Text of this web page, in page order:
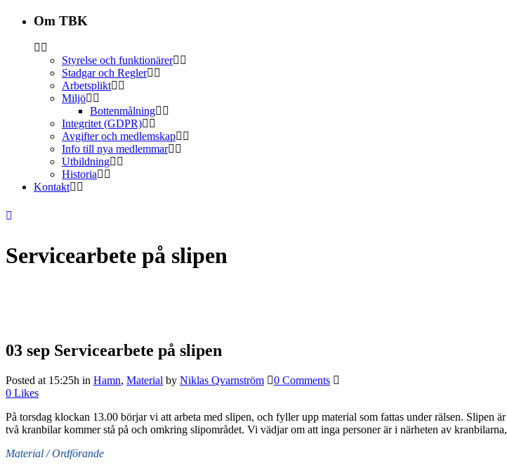
Om TBK
Styrelse och funktionärer
Stadgar och Regler
Arbetsplikt
Miljö
Bottenmålning
Integritet (GDPR)
Avgifter och medlemskap
Info till nya medlemmar
Utbildning
Historia
Kontakt
Servicearbete på slipen
03 sep Servicearbete på slipen
Posted at 15:25h in Hamn, Material by Niklas Qvarnström
0 Comments
0 Likes
På torsdag klockan 13.00 börjar vi att arbeta med slipen, och fyller upp material som fattas under rälsen. Slipen
två kranbilar kommer stå på och omkring slipområdet. Vi vädjar om att inga personer är i närheten av
Material / Ordförande